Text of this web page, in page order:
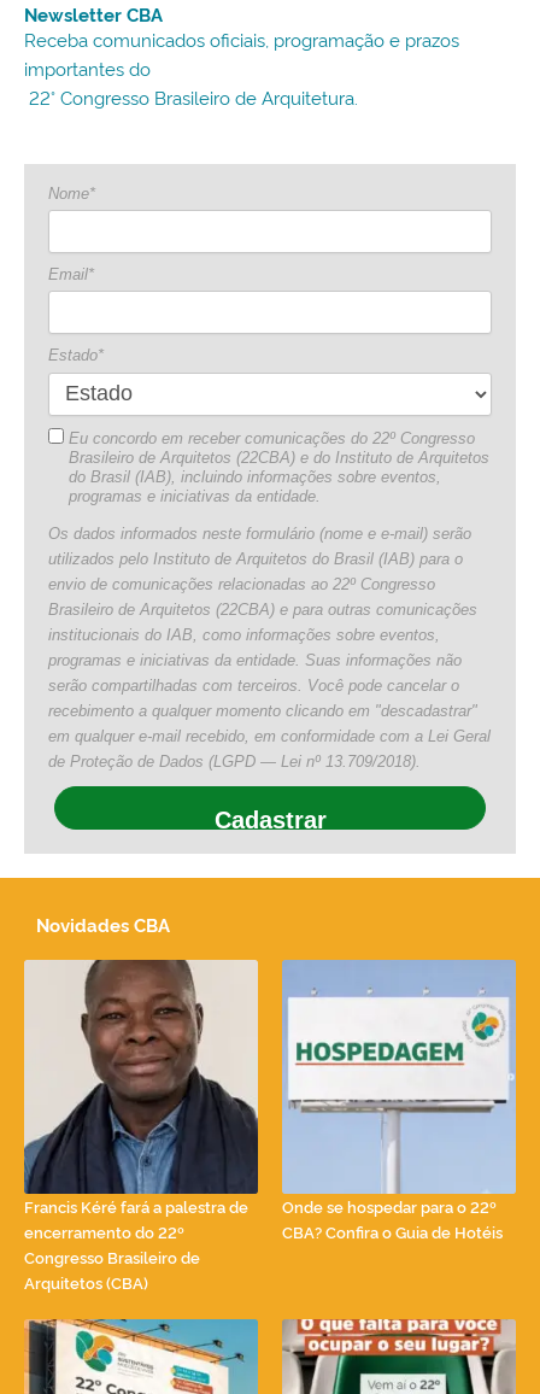
Newsletter CBA
Receba comunicados oficiais, programação e prazos
importantes do
22° Congresso Brasileiro de Arquitetura.
Nome*
Email*
Estado*
Eu concordo em receber comunicações do 22º Congresso
Brasileiro de Arquitetos (22CBA) e do Instituto de Arquitetos
do Brasil (IAB), incluindo informações sobre eventos,
programas e iniciativas da entidade.
Os dados informados neste formulário (nome e e-mail) serão
utilizados pelo Instituto de Arquitetos do Brasil (IAB) para o
envio de comunicações relacionadas ao 22º Congresso
Brasileiro de Arquitetos (22CBA) e para outras comunicações
institucionais do IAB, como informações sobre eventos,
programas e iniciativas da entidade. Suas informações não
serão compartilhadas com terceiros. Você pode cancelar o
recebimento a qualquer momento clicando em "descadastrar"
em qualquer e-mail recebido, em conformidade com a Lei Geral
de Proteção de Dados (LGPD — Lei nº 13.709/2018).
Cadastrar
Novidades CBA
Francis Kéré fará a palestra de
encerramento do 22º
Congresso Brasileiro de
Arquitetos (CBA)
Onde se hospedar para o 22º
CBA? Confira o Guia de Hotéis